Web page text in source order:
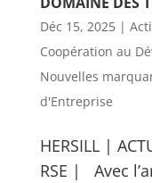
Déc 15, 2025|
Coopération au
Nouvelles
d'Entreprise
HERSILL |
RSE | Avec